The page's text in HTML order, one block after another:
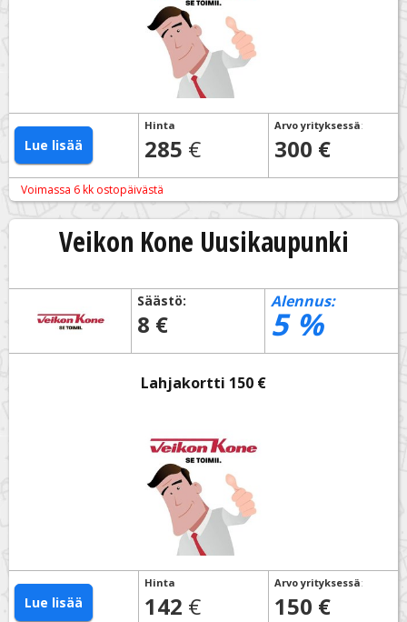
Lue lisää
Hinta
285 €
Arvo yrityksessä:
300 €
Voimassa 6 kk ostopäivästä
Veikon Kone Uusikaupunki
Säästö:
8 €
Alennus:
5%
Lahjakortti 150 €
Lue lisää
Hinta
142 €
Arvo yrityksessä:
150 €